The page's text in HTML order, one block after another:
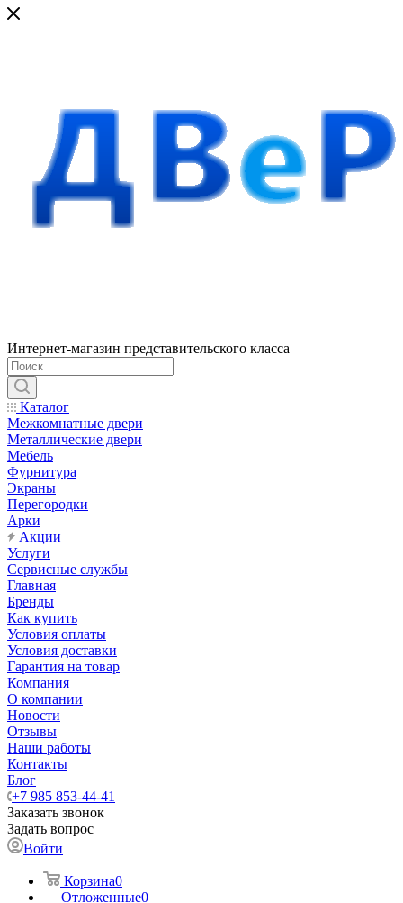
Интернет-магазин представительского класса
Каталог
Межкомнатные двери
Металлические двери
Мебель
Фурнитура
Экраны
Перегородки
Арки
Акции
Услуги
Сервисные службы
Главная
Бренды
Как купить
Условия оплаты
Условия доставки
Гарантия на товар
Компания
О компании
Новости
Отзывы
Наши работы
Контакты
Блог
+7 985 853-44-41
Заказать звонок
Задать вопрос
Войти
Корзина0
Отложенные0